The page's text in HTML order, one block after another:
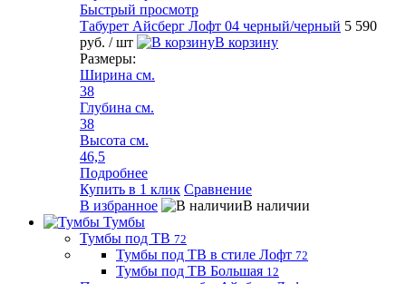
Быстрый просмотр
Табурет Айсберг Лофт 04 черный/черный 5 590
руб. / шт
В корзину
Размеры:
Ширина см.
38
Глубина см.
38
Высота см.
46,5
Подробнее
Купить в 1 клик Сравнение
В избранное
В наличии
Тумбы
Тумбы под ТВ 72
Тумбы под ТВ в стиле Лофт 72
Тумбы под ТВ Большая 12